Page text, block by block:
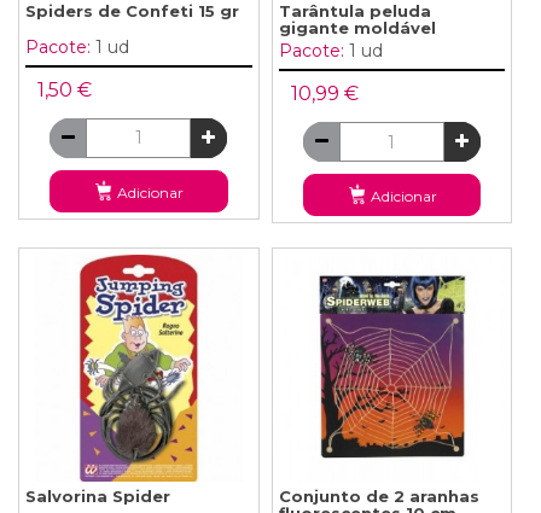
Spiders de Confeti 15 gr
Pacote: 1 ud
1,50 €
Adicionar
Tarântula peluda
gigante moldável
Pacote: 1 ud
10,99 €
Adicionar
Salvorina Spider
Conjunto de 2 aranhas